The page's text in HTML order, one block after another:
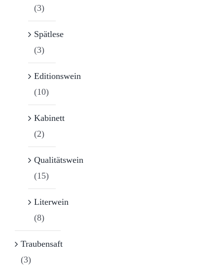
(3)
Spätlese
(3)
Editionswein
(10)
Kabinett
(2)
Qualitätswein
(15)
Literwein
(8)
Traubensaft
(3)